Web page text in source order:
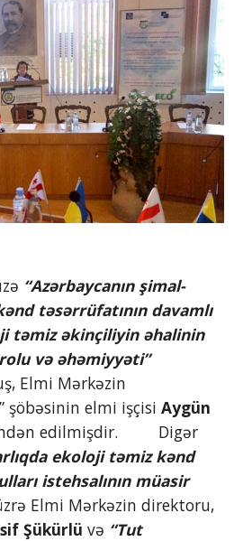
“Azərbaycanın şimal-
təsərrüfatının davamlı
təmiz əkinçiliyin əhalinin
və əhəmiyyəti”
Elmi Mərkəzin
şöbəsinin elmi işçisi Aygün
edilmişdir.         Digər
ekoloji təmiz kənd
istehsalının müasir
Elmi Mərkəzin direktoru,
Şükürlü və “Tut